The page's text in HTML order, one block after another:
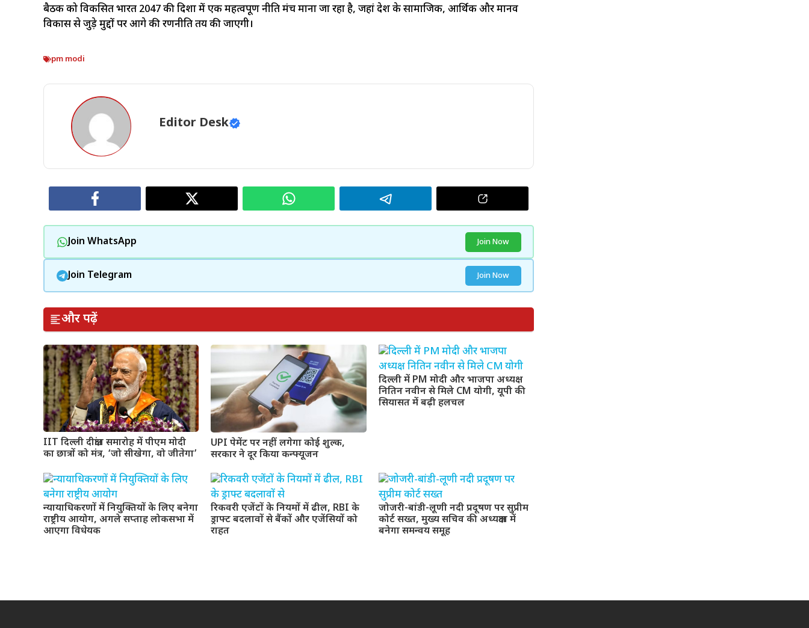
बैठक को विकसित भारत 2047 की दिशा में एक महत्वपूर्ण नीति मंच माना जा रहा है, जहां देश के सामाजिक, आर्थिक और मानव
विकास से जुड़े मुद्दों पर आगे की रणनीति तय की जाएगी।
pm modi
Editor Desk
Join WhatsApp Join Now
Join Telegram Join Now
और पढ़ें
IIT दिल्ली दीक्षांत समारोह में पीएम मोदी
का छात्रों को मंत्र, ‘जो सीखेगा, वो जीतेगा’
UPI पेमेंट पर नहीं लगेगा कोई शुल्क,
सरकार ने दूर किया कन्फ्यूजन
दिल्ली में PM मोदी और भाजपा अध्यक्ष
नितिन नवीन से मिले CM योगी, यूपी की
सियासत में बढ़ी हलचल
न्यायाधिकरणों में नियुक्तियों के लिए बनेगा
राष्ट्रीय आयोग, अगले सप्ताह लोकसभा में
आएगा विधेयक
रिकवरी एजेंटों के नियमों में ढील, RBI के
ड्राफ्ट बदलावों से बैंकों और एजेंसियों को
राहत
जोजरी-बांडी-लूणी नदी प्रदूषण पर सुप्रीम
कोर्ट सख्त, मुख्य सचिव की अध्यक्षता में
बनेगा समन्वय समूह